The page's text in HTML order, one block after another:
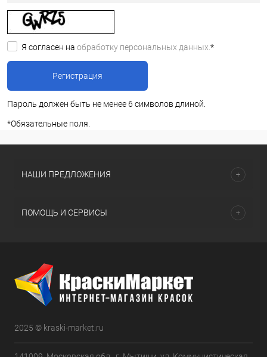
Я согласен на обработку персональных данных. *
Пароль должен быть не менее 6 символов длиной.
*Обязательные поля.
НАШИ ПРЕДЛОЖЕНИЯ
ПОМОЩЬ И СЕРВИСЫ
2025 © kraski-market.ru